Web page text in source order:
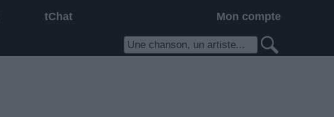
tChat Mon compte